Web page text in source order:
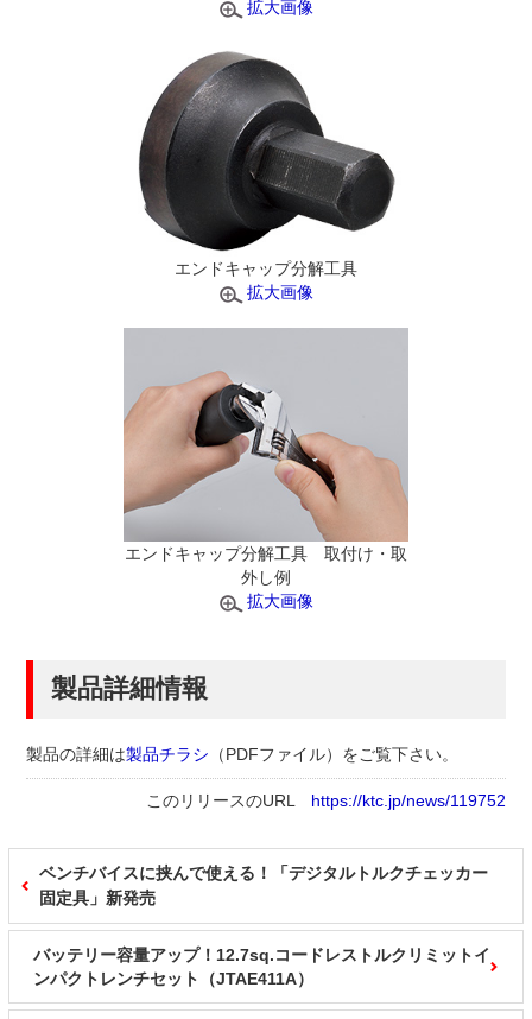
拡大画像
エンドキャップ分解工具
拡大画像
エンドキャップ分解工具 取付け・取
外し例
拡大画像
製品詳細情報
製品の詳細は製品チラシ （PDFファイル） をご覧下さい。
このリリースのURL https://ktc.jp/news/119752
ベンチバイスに挟んで使える！「デジタルトルクチェッカー
固定具」新発売
バッテリー容量アップ！12.7sq.コードレストルクリミットイ
ンパクトレンチセット（JTAE411A）